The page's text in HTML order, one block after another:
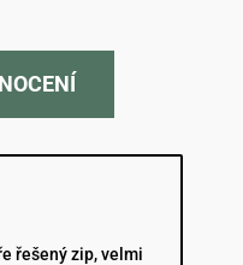
z 5 hvězdiček.
řešený zip, velmi